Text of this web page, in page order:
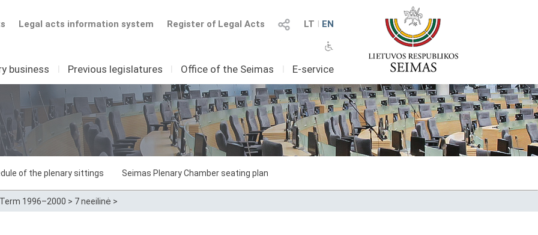
LT I EN
Register of Legal Acts
Legal acts information system
business I Previous legislatures I Office of the Seimas I E-service
of the plenary sittings Seimas Plenary Chamber seating plan
Term 1996–2000 > 7 neeilinė >